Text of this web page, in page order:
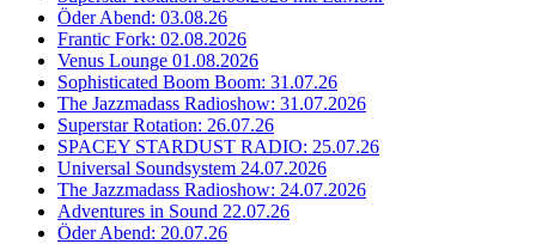
Öder Abend: 03.08.26
Frantic Fork: 02.08.2026
Venus Lounge 01.08.2026
Sophisticated Boom Boom: 31.07.26
The Jazzmadass Radioshow: 31.07.2026
Superstar Rotation: 26.07.26
SPACEY STARDUST RADIO: 25.07.26
Universal Soundsystem 24.07.2026
The Jazzmadass Radioshow: 24.07.2026
Adventures in Sound 22.07.26
Öder Abend: 20.07.26